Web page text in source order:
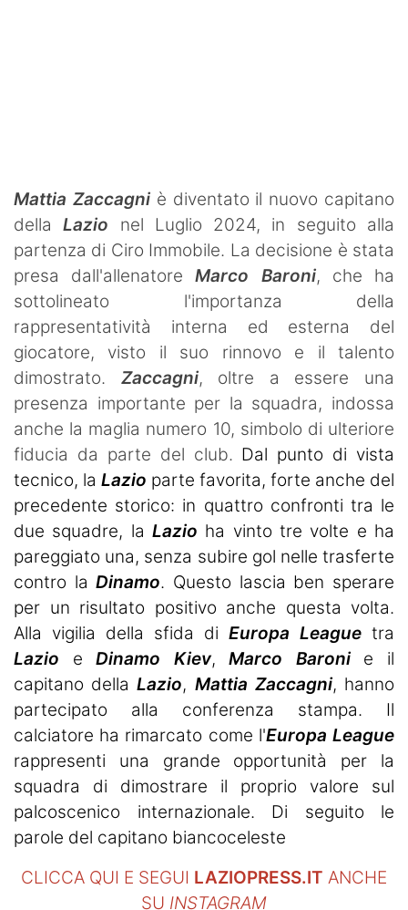
Mattia Zaccagni è diventato il nuovo capitano
dellaLazio nel Luglio 2024, in seguito alla
partenza di Ciro Immobile. La decisione è stata
presa dall'allenatoreMarco Baroni, che ha
sottolineato l'importanza della
rappresentatività interna ed esterna del
giocatore, visto il suo rinnovo e il talento
dimostrato. Zaccagni, oltre a essere una
presenza importante per la squadra, indossa
anche la maglia numero 10, simbolo di ulteriore
fiducia da parte del club. Dal punto di vista
tecnico, la Lazio parte favorita, forte anche del
precedente storico: in quattro confronti tra le
due squadre, la Lazio ha vinto tre volte e ha
pareggiato una, senza subire gol nelle trasferte
contro laDinamo. Questo lascia ben sperare
per un risultato positivo anche questa volta​.
Alla vigilia della sfida di Europa League tra
Lazio eDinamo Kiev,Marco Baronie il
capitano dellaLazio, Mattia Zaccagni, hanno
partecipato alla conferenza stampa. Il
calciatore ha rimarcato come l'Europa League
rappresenti una grande opportunità per la
squadra di dimostrare il proprio valore sul
palcoscenico internazionale. Di seguito le
parole del capitano biancoceleste
CLICCA QUI E SEGUI LAZIOPRESS.IT ANCHE
SU INSTAGRAM